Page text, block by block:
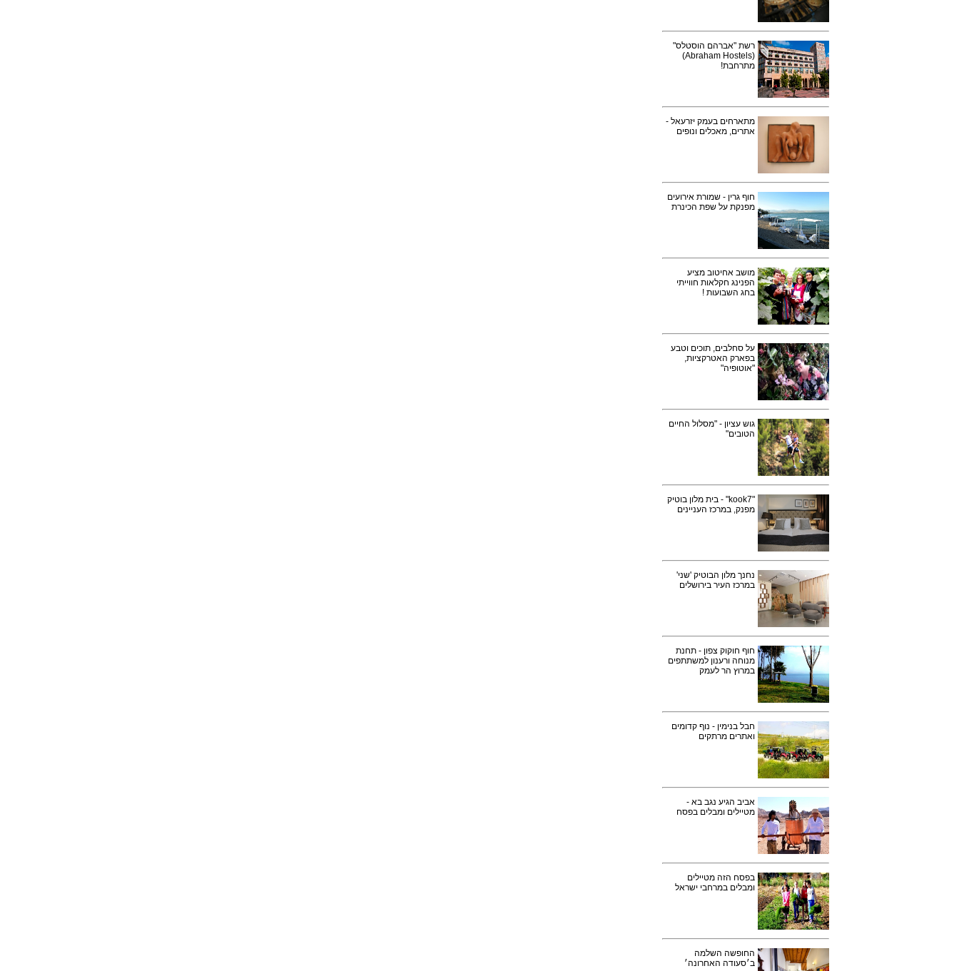
רשת "אברהם הוסטלס"
(Abraham Hostels)
מתרחבת!
מתארחים בעמק יזרעאל -
אתרים, מאכלים ונופים
חוף גרין - שמורת אירועים
מפנקת על שפת הכינרת
מושב אחיטוב מציע
הפנינג חקלאות חווייתי
בחג השבועות !
על סחלבים, תוכים וטבע
בפארק האטרקציות,
"אוטופיה"
גוש עציון - "מסלול החיים
הטובים"
"kook7" - בית מלון בוטיק
מפנק, במרכז העניינים
נחנך מלון הבוטיק 'שני'
במרכז העיר בירושלים
חוף חוקוק צפון - תחנת
מנוחה ורענון למשתתפים
במרוץ הר לעמק
חבל בנימין - נוף קדומים
ואתרים מרתקים
אביב הגיע נגב בא -
מטיילים ומבלים בפסח
בפסח הזה מטיילים
ומבלים במרחבי ישראל
החופשה השלמה
ב׳סעודה האחרונה׳